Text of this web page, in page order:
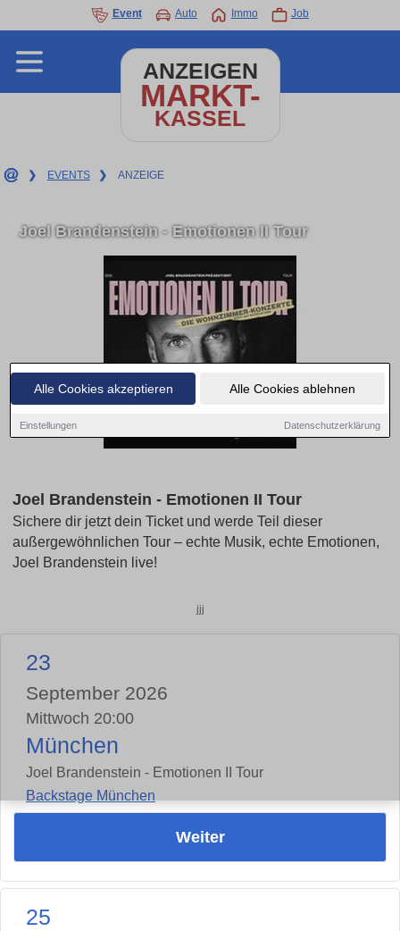
Alle Cookies akzeptieren Alle Cookies ablehnen
Einstellungen Datenschutzerklärung
Event Auto Immo Job
ANZEIGEN
MARKT-
KASSEL
❯ EVENTS ❯ ANZEIGE
Joel Brandenstein - Emotionen II Tour
Joel Brandenstein - Emotionen II Tour
Sichere dir jetzt dein Ticket und werde Teil dieser
außergewöhnlichen Tour – echte Musik, echte Emotionen,
Joel Brandenstein live!
jjj
23
September 2026
Mittwoch 20:00
München
Joel Brandenstein - Emotionen II Tour
Backstage München
Weiter
25